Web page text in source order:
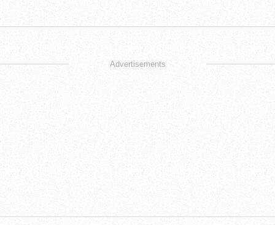
Advertisements